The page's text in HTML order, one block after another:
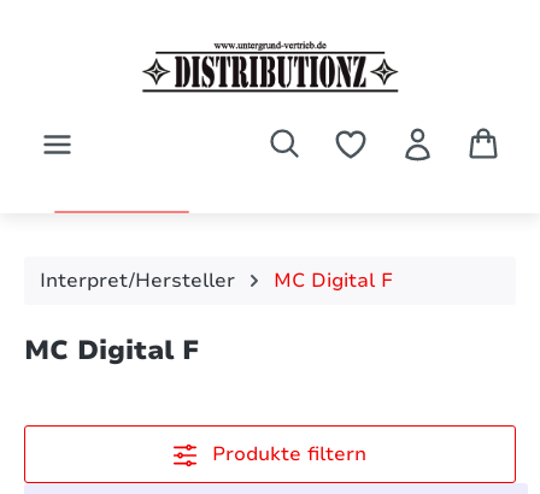
Interpret/Hersteller MC Digital F
MC Digital F
Produkte filtern